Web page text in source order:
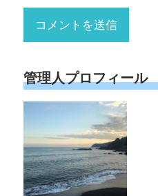
管理人プロフィール